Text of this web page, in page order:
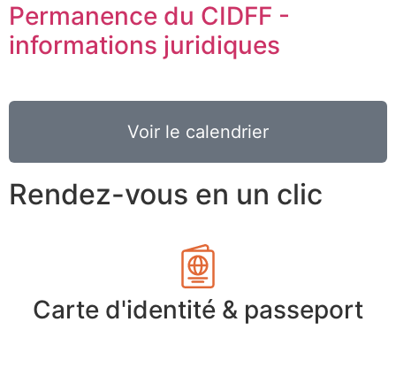
Permanence du CIDFF -
informations juridiques
Voir le calendrier
Rendez-vous en un clic
Carte d'identité & passeport